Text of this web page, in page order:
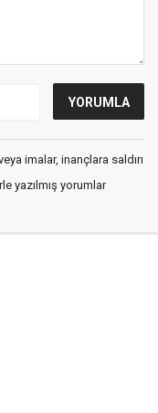
imalar, inançlara saldırı
yazılmış yorumlar